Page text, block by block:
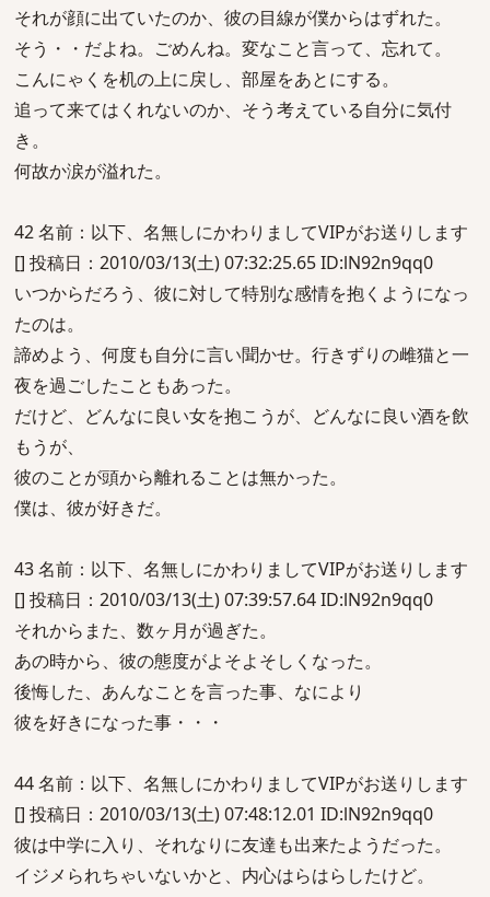
それが顔に出ていたのか、彼の目線が僕からはずれた。
そう・・だよね。ごめんね。変なこと言って、忘れて。
こんにゃくを机の上に戻し、部屋をあとにする。
追って来てはくれないのか、そう考えている自分に気付
き。
何故か涙が溢れた。
42 名前：以下、名無しにかわりましてVIPがお送りします
[] 投稿日：2010/03/13(土) 07:32:25.65 ID:lN92n9qq0
いつからだろう、彼に対して特別な感情を抱くようになっ
たのは。
諦めよう、何度も自分に言い聞かせ。行きずりの雌猫と一
夜を過ごしたこともあった。
だけど、どんなに良い女を抱こうが、どんなに良い酒を飲
もうが、
彼のことが頭から離れることは無かった。
僕は、彼が好きだ。
43 名前：以下、名無しにかわりましてVIPがお送りします
[] 投稿日：2010/03/13(土) 07:39:57.64 ID:lN92n9qq0
それからまた、数ヶ月が過ぎた。
あの時から、彼の態度がよそよそしくなった。
後悔した、あんなことを言った事、なにより
彼を好きになった事・・・
44 名前：以下、名無しにかわりましてVIPがお送りします
[] 投稿日：2010/03/13(土) 07:48:12.01 ID:lN92n9qq0
彼は中学に入り、それなりに友達も出来たようだった。
イジメられちゃいないかと、内心はらはらしたけど。